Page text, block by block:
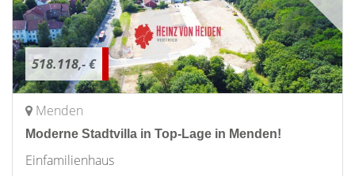
518.118,- €
Menden
Moderne Stadtvilla in Top-Lage in Menden!
Einfamilienhaus